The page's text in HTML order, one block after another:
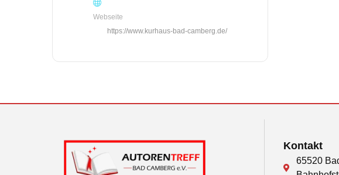
Webseite
https://www.kurhaus-bad-camberg.de/
Kontakt
65520